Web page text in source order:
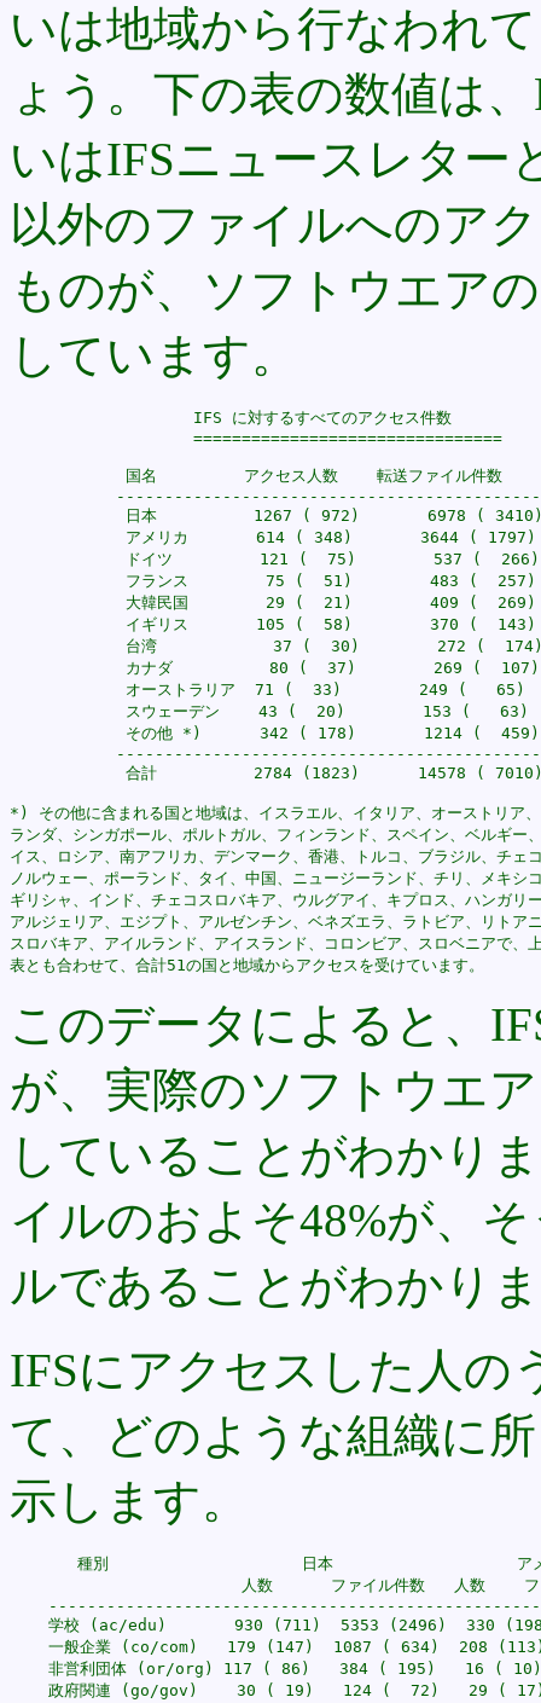
いは地域から行なわれ
ょう。下の表の数値は
いはIFSニュースレター
以外のファイルへのア
ものが、ソフトウエア
しています。
                   ================================
            国名         アクセス人数    転送ファイル件数
日本          1267 ( 972)       6978 (
            アメリカ       614 ( 348)       3644 ( 1797)
            ドイツ         121 (  75)        537 (  266)
            フランス        75 (  51)        483 (  257)
            大韓民国        29 (  21)        409 (  269)
            イギリス       105 (  58)        370 (  143)
台湾            37 (  30)        272 (
            カナダ          80 (  37)        269 (  107)
            オーストラリア  71 (  33)        249 (   65)
            スウェーデン    43 (  20)        153 (   63)
            その他 *)      342 ( 178)       1214 (  459)
合計          2784 (1823)      14578 (
*) その他に含まれる国と地域は、イスラエル、イタリア、オーストリア
ランダ、シンガポール、ポルトガル、フィンランド、スペイン、ベルギー
イス、ロシア、南アフリカ、デンマーク、香港、トルコ、ブラジル、チェ
ノルウェー、ポーランド、タイ、中国、ニュージーランド、チリ、メキシ
ギリシャ、インド、チェコスロバキア、ウルグアイ、キプロス、ハンガリ
アルジェリア、エジプト、アルゼンチン、ベネズエラ、ラトビア、リトア
スロバキア、アイルランド、アイスランド、コロンビア、スロベニアで、
このデータによると、
が、実際のソフトウエ
していることがわかり
イルのおよそ48%が、
ルであることがわかり
IFSにアクセスした人の
て、どのような組織に
示します。
種別                    日本                   ア
人数      ファイル件数   人数    フ
学校 (ac/edu)       930 (711)  5353 (2496)  330
一般企業 (co/com)   179 (147)  1087 ( 634)  208
非営利団体 (or/org) 117 ( 86)   384 ( 195)   16 (
政府関連 (go/gov)    30 ( 19)   124 (  72)   29 (